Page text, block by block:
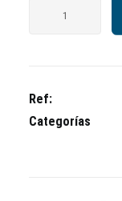
Ref:
Categorías